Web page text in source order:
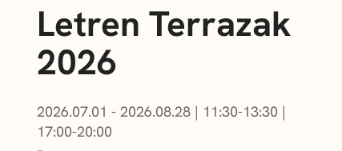
Letren Terrazak
2026
2026.07.01 - 2026.08.28 | 11:30-13:30 |
17:00-20:00